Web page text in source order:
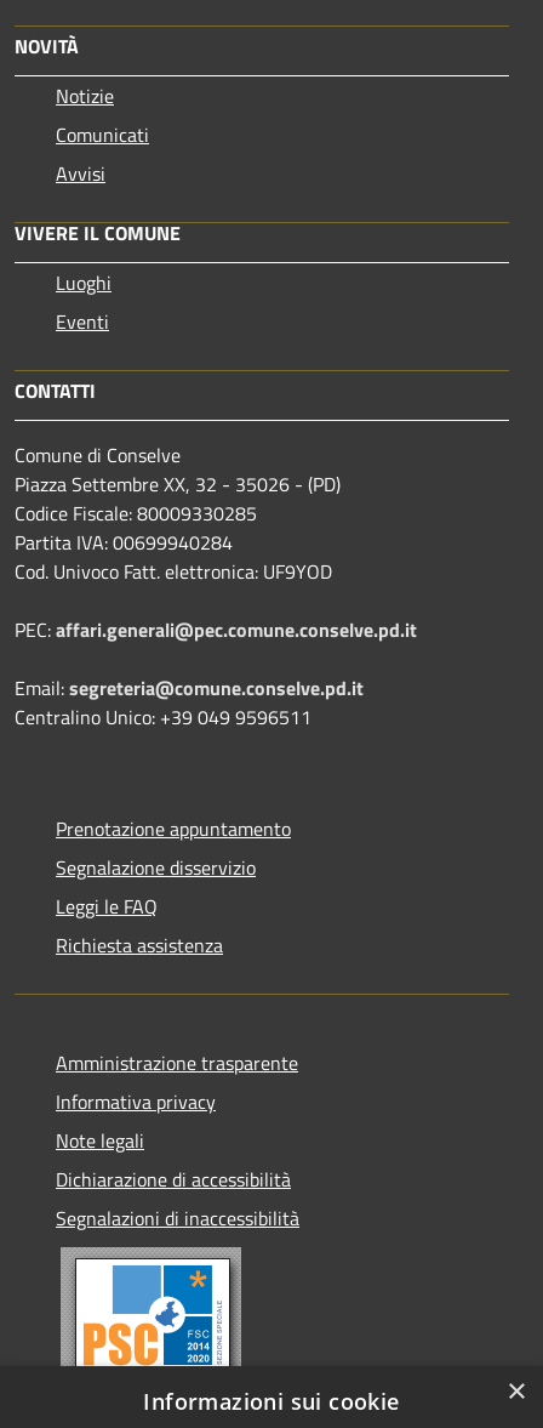
NOVITÀ
Notizie
Comunicati
Avvisi
VIVERE IL COMUNE
Luoghi
Eventi
CONTATTI
Comune di Conselve
Piazza Settembre XX, 32 - 35026 - (PD)
Codice Fiscale: 80009330285
Partita IVA: 00699940284
Cod. Univoco Fatt. elettronica: UF9YOD
PEC:affari.generali@pec.comune.conselve.pd.it
Email:segreteria@comune.conselve.pd.it
Centralino Unico: +39 049 9596511
Prenotazione appuntamento
Segnalazione disservizio
Leggi le FAQ
Richiesta assistenza
Amministrazione trasparente
Informativa privacy
Note legali
Dichiarazione di accessibilità
Segnalazioni di inaccessibilità
×
Informazioni sui cookie